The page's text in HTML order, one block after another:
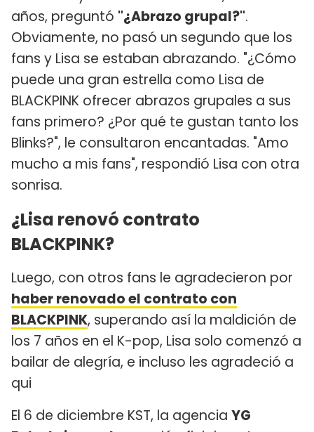
años, preguntó "¿Abrazo grupal?".
Obviamente, no pasó un segundo que los
fans y Lisa se estaban abrazando. "¿Cómo
puede una gran estrella como Lisa de
BLACKPINK ofrecer abrazos grupales a sus
fans primero? ¿Por qué te gustan tanto los
Blinks?", le consultaron encantadas. "Amo
mucho a mis fans", respondió Lisa con otra
sonrisa.
¿Lisa renovó contrato
BLACKPINK?
Luego, con otros fans le agradecieron por
haber renovado el contrato con
BLACKPINK, superando así la maldición de
los 7 años en el K-pop, Lisa solo comenzó a
bailar de alegría, e incluso les agradeció a
qui
El 6 de diciembre KST, la agencia YG